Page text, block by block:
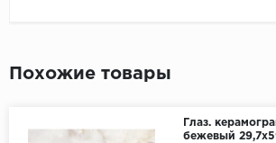
Похожие товары
Глаз.
бежевый